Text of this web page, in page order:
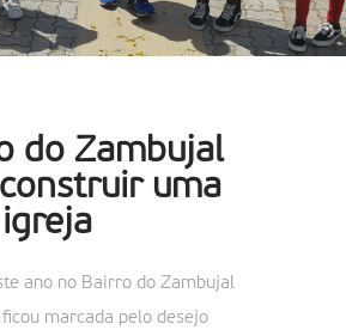
do Zambujal
uma
ano no Bairro do Zambujal
marcada pelo desejo